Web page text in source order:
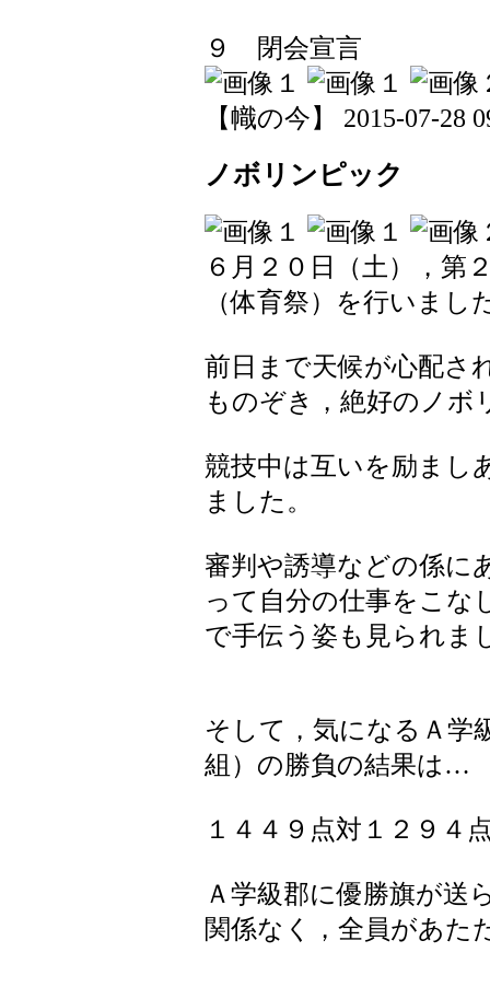
９ 閉会宣言
【幟の今】 2015-07-28
ノボリンピック
６月２０日（土），第
（体育祭）を行いまし
前日まで天候が心配さ
ものぞき，絶好のノボ
競技中は互いを励まし
ました。
審判や誘導などの係に
って自分の仕事をこな
で手伝う姿も見られま
そして，気になるＡ学
組）の勝負の結果は…
１４４９点対１２９４
Ａ学級郡に優勝旗が送
関係なく，全員があた